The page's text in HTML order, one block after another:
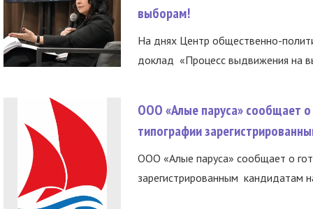
выборам!
На днях Центр общественно-
доклад «Процесс выдвижения на
ООО «Алые паруса» сообщает о
типографии
ООО «Алые паруса» сообщает о
зарегистрированным кандидатам